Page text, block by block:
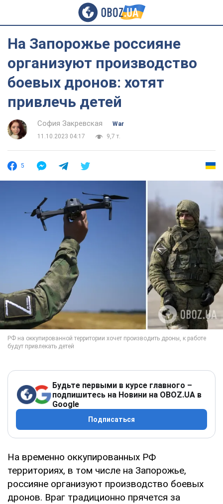
На Запорожье россияне
организуют производство
боевых дронов: хотят
привлечь детей
София Закревская
War
11.10.2023 04:17
9,7 т.
5
Будьте первыми в курсе главного –
подпишитесь на Новини на OBOZ.UA в
Google
Подписаться
На временно оккупированных РФ
территориях, в том числе на Запорожье,
россияне организуют производство боевых
дронов. Враг традиционно прячется за